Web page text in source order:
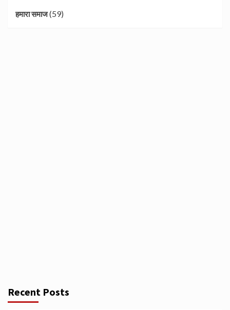
हमारा समाज(59)
Recent Posts